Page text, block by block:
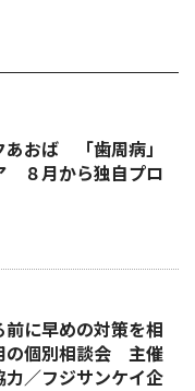
あおば 「歯周病」
８月から独自プロ
に早めの対策を相
の個別相談会 主催
／フジサンケイ企